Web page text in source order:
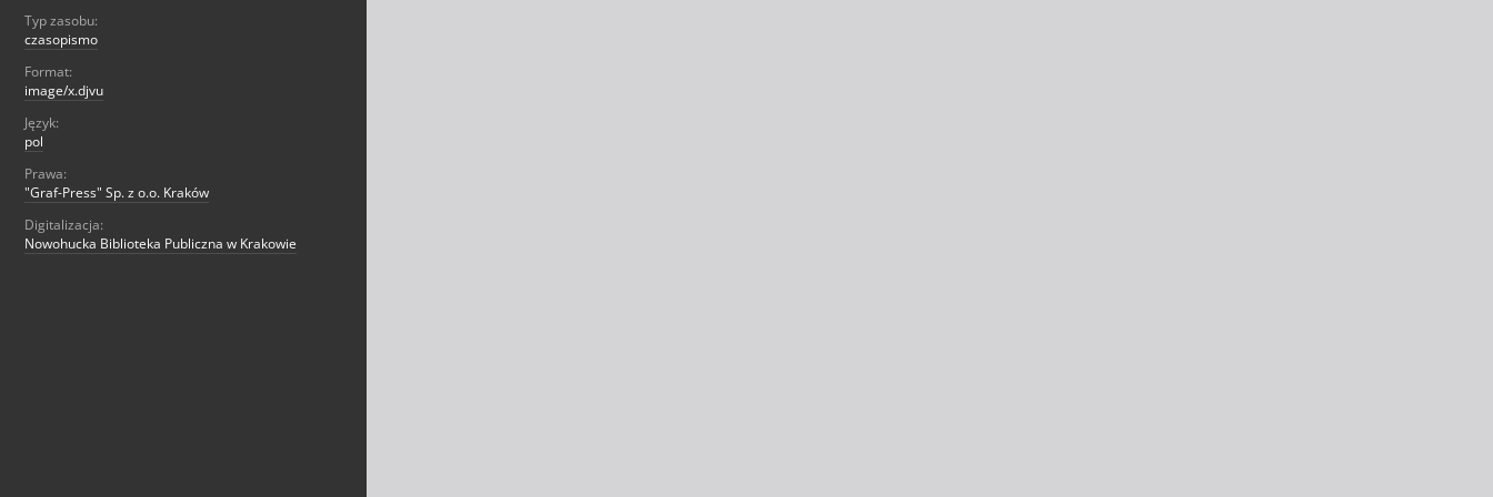
Typ zasobu:
czasopismo
Format:
image/x.djvu
Język:
pol
Prawa:
"Graf-Press" Sp. z o.o. Kraków
Digitalizacja:
Nowohucka Biblioteka Publiczna w Krakowie